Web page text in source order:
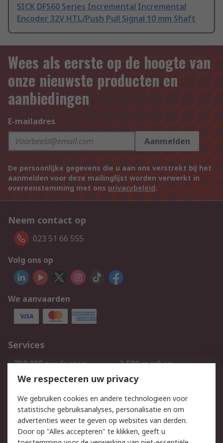
SICK DFS60 Series Incremental Incremental
Encoder 32V HTL/Push Pull Signal 10 mm Shaft
Wees als eerste op de hoogte van
onze nieuwste producten en
aanbiedingen
E-mailadres
Aanmelden
De persoonlijke gegevens die u aan ons verstrekt bij het
aanmelden voor deze mailinglijst worden verwerkt in
overeenstemming met ons privacybeleid.
Neem contact op
023 51 66 555
Volg ons op
We aanvaarden
Services
750.000 producten
2.500 merken
Bestellen
Inkoopoplossingen
Track & Trace
Wettelijk
We respecteren uw privacy
We gebruiken cookies en andere technologieën voor
statistische gebruiksanalyses, personalisatie en om
advertenties weer te geven op websites van derden.
Door op "Alles accepteren" te klikken, geeft u